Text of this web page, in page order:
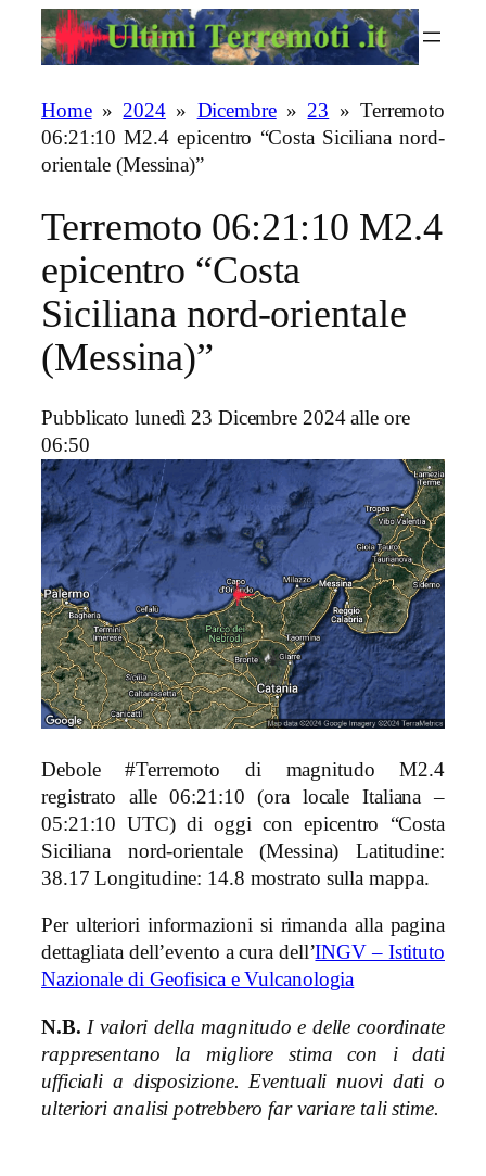
Home»2024» Dicembre»23 » Terremoto
06:21:10 M2.4 epicentro “Costa Siciliana nord-
orientale (Messina)”
Terremoto 06:21:10 M2.4
epicentro “Costa
Siciliana nord-orientale
(Messina)”
Pubblicato lunedì 23 Dicembre 2024 alle ore
06:50
Debole #Terremoto di magnitudo M2.4
registrato alle 06:21:10 (ora locale Italiana –
05:21:10 UTC) di oggi con epicentro “Costa
Siciliana nord-orientale (Messina) Latitudine:
38.17 Longitudine: 14.8 mostrato sulla mappa.
Per ulteriori informazioni si rimanda alla pagina
dettagliata dell’evento a cura dell’INGV – Istituto
Nazionale di Geofisica e Vulcanologia
N.B. I valori della magnitudo e delle coordinate
rappresentano la migliore stima con i dati
ufficiali a disposizione. Eventuali nuovi dati o
ulteriori analisi potrebbero far variare tali stime.